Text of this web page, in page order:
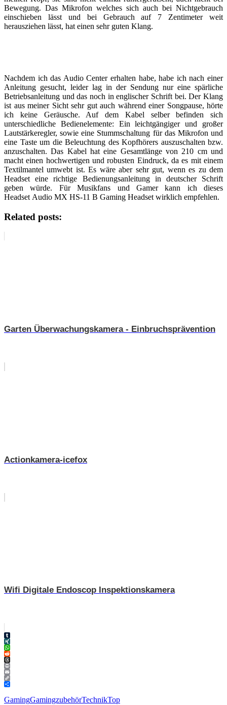
Bewegung. Das Mikrofon welches sich auch bei Nichtgebrauch
einschieben lässt und bei Gebrauch auf 7 Zentimeter weit
herausziehen lässt, hat einen sehr guten Klang.
Nachdem ich das Audio Center erhalten habe, habe ich nach einer
Anleitung gesucht, leider lag in der Sendung nur eine spärliche
Betriebsanleitung und das noch in englischer Schrift bei. Der Klang
ist aus meiner Sicht sehr gut auch während einer Songpause, hörte
ich keine Geräusche. Auf dem Kabel selber befinden sich
unterschiedliche Bedienelemente: Ein leichtgängiger und großer
Lautstärkeregler, sowie eine Stummschaltung für das Mikrofon und
eine Taste um die Beleuchtung des Kopfhörers auszuschalten bzw.
anzuschalten. Das Kabel hat eine Gesamtlänge von 210 cm und
macht einen hochwertigen und robusten Eindruck, da es mit einem
Textilmantel umwebt ist. Es wäre aber sehr gut, wenn es zu dem
Headset eine richtige Bedienungsanleitung in deutscher Schrift
geben würde. Für Musikfans und Gamer kann ich dieses
Headset Audio MX HS-11 B Gaming Headset wirklich empfehlen.
Related posts:
Garten Überwachungskamera - Einbruchsprävention
Actionkamera-icefox
Wifi Digitale Endoscop Inspektionskamera
Tumblr
XING
WhatsApp
Reddit
Threads
Print
Email
Copy
Link
Teilen
GamingGamingzubehörTechnikTop